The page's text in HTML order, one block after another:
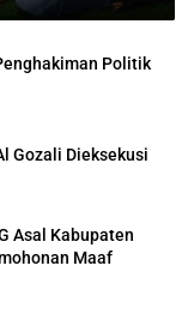
Politik
Gozali Dieksekusi
Asal Kabupaten
Maaf